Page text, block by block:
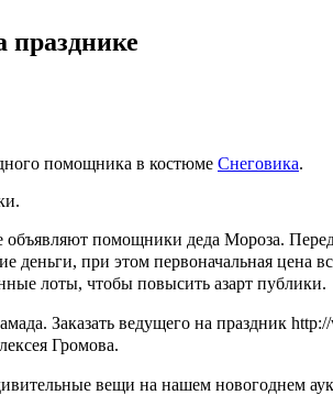
помощника в костюме Снеговика.
объявляют помощники деда Мороза.
деньги, при этом первоначальная цена
лоты, чтобы повысить азарт публики.
Заказать ведущего на праздник
Громова.
вещи на нашем новогоднем